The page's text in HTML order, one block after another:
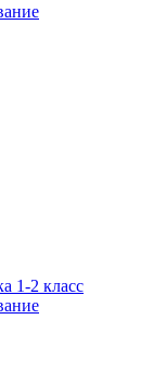
1-2 класс